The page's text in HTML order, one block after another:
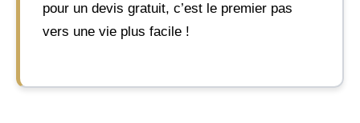
pour un devis gratuit, c’est le premier pas
vers une vie plus facile !